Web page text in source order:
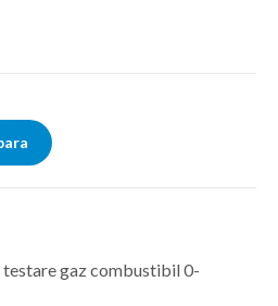
gaz combustibil 0-